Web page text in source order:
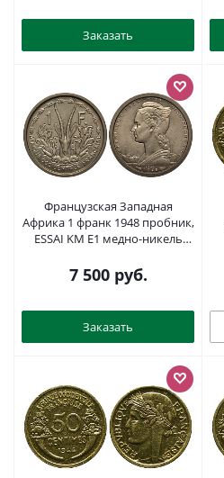
Заказать
Французская Западная
Африка 1 франк 1948 пробник,
ESSAI KM E1 медно-никель
7 500руб.
Заказать